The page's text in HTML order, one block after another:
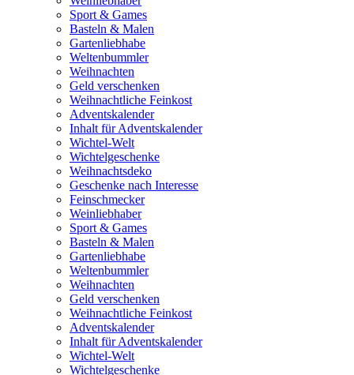
Sport & Games
Basteln & Malen
Gartenliebhabe
Weltenbummler
Weihnachten
Geld verschenken
Weihnachtliche Feinkost
Adventskalender
Inhalt für Adventskalender
Wichtel-Welt
Wichtelgeschenke
Weihnachtsdeko
Geschenke nach Interesse
Feinschmecker
Weinliebhaber
Sport & Games
Basteln & Malen
Gartenliebhabe
Weltenbummler
Weihnachten
Geld verschenken
Weihnachtliche Feinkost
Adventskalender
Inhalt für Adventskalender
Wichtel-Welt
Wichtelgeschenke